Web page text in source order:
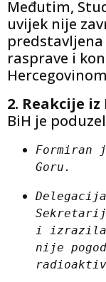
Međutim,
uvijek nije
predstavljena
rasprave i
2. Reakcije
BiH je
Formiran
Goru.
i izrazila
nije